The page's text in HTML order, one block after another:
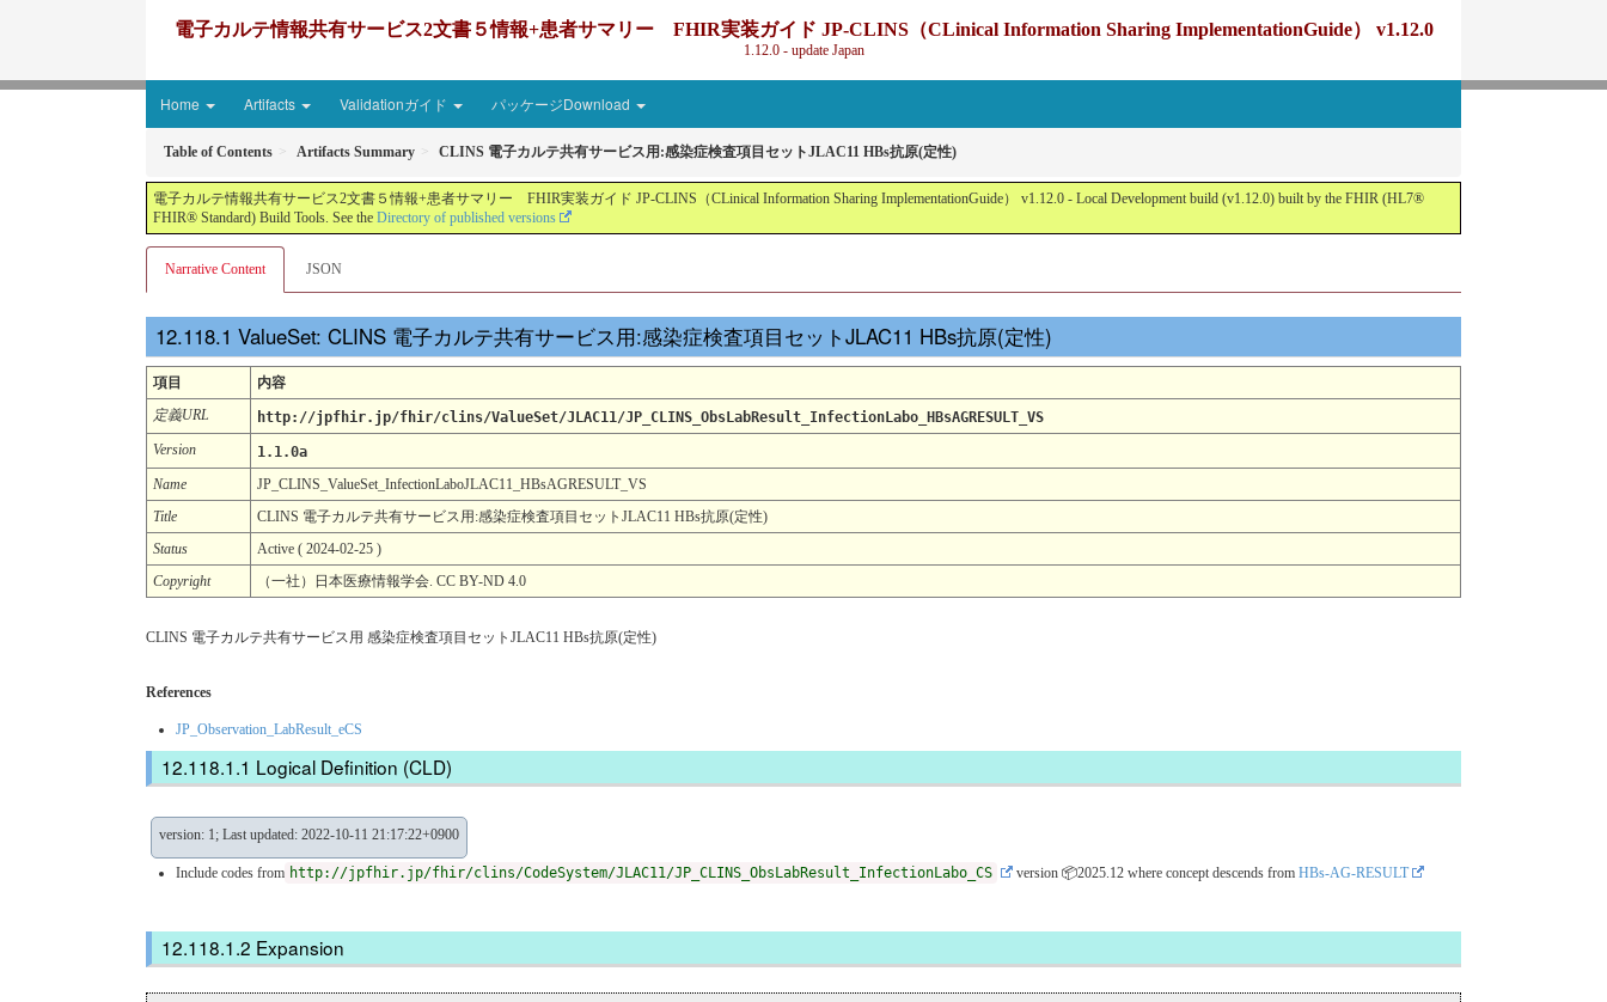
電子カルテ情報共有サービス2文書５情報+患者サマリー FHIR実装ガイド JP-CLINS（CLinical Information Sharing ImplementationGuide） v1.12.0
1.12.0 - update Japan
Home Artifacts Validationガイド パッケージDownload
Table of Contents Artifacts Summary CLINS 電子カルテ共有サービス用:感染症検査項目セットJLAC11 HBs抗原(定性)
電子カルテ情報共有サービス2文書５情報+患者サマリー FHIR実装ガイド JP-CLINS（CLinical Information Sharing ImplementationGuide） v1.12.0 - Local Development build (v1.12.0) built by the FHIR (HL7®
FHIR® Standard) Build Tools. See the Directory of published versions
Narrative Content JSON
ValueSet: CLINS 電子カルテ共有サービス用:感染症検査項目セットJLAC11 HBs抗原(定性)
項目
内容
定義URL
http://jpfhir.jp/fhir/clins/ValueSet/JLAC11/JP_CLINS_ObsLabResult_InfectionLabo_HBsAGRESULT_VS
Version
1.1.0a
Name
JP_CLINS_ValueSet_InfectionLaboJLAC11_HBsAGRESULT_VS
Title
CLINS 電子カルテ共有サービス用:感染症検査項目セットJLAC11 HBs抗原(定性)
Status
Active ( 2024-02-25 )
Copyright
（一社）日本医療情報学会. CC BY-ND 4.0
CLINS 電子カルテ共有サービス用 感染症検査項目セットJLAC11 HBs抗原(定性)
References
JP_Observation_LabResult_eCS
Logical Definition (CLD)
version: 1; Last updated: 2022-10-11 21:17:22+0900
Include codes from http://jpfhir.jp/fhir/clins/CodeSystem/JLAC11/JP_CLINS_ObsLabResult_InfectionLabo_CS version 📦2025.12 where concept descends from HBs-AG-RESULT
Expansion